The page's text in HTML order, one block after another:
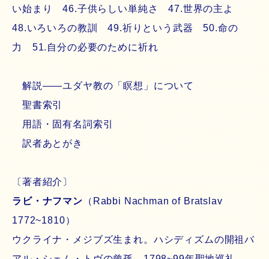
い始まり 46.子供らしい単純さ 47.世界の主よ
48.いろいろの教訓 49.祈りという武器 50.命の
力 51.自分の必要のために祈れ
解説――ユダヤ教の「瞑想」について
聖書索引
用語・固有名詞索引
訳者あとがき
〔著者紹介〕
ラビ・ナフマン（Rabbi Nachman of Bratslav
1772~1810）
ウクライナ・メジブズ生まれ。ハシディズムの開祖バ